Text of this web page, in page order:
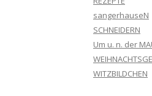
sangerhauseN
SCHNEIDERN
Um u. n. der
WITZBILDCHEN